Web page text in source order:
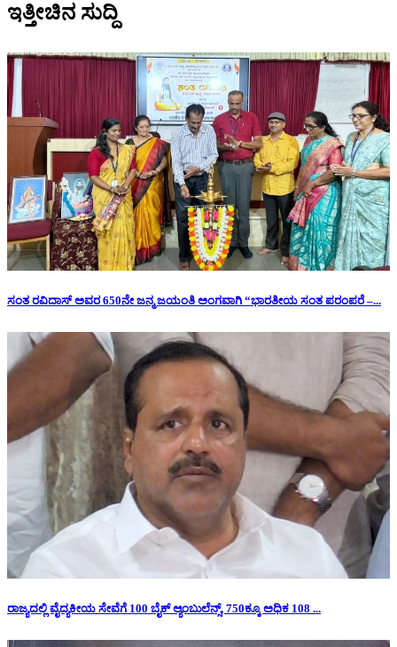
ಇತ್ತೀಚಿನ ಸುದ್ದಿ
ಸಂತ ರವಿದಾಸ್ ಅವರ 650ನೇ ಜನ್ಮ ಜಯಂತಿ ಅಂಗವಾಗಿ “ಭಾರತೀಯ ಸಂತ ಪರಂಪರೆ –...
ರಾಜ್ಯದಲ್ಲಿ ವೈದ್ಯಕೀಯ ಸೇವೆಗೆ 100 ಬೈಕ್ ಆ್ಯಂಬುಲೆನ್ಸ್, 750ಕ್ಕೂ ಅಧಿಕ 108 ...